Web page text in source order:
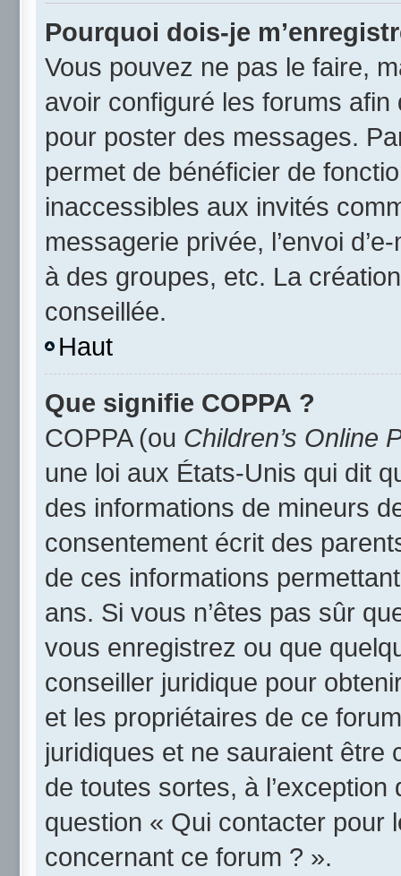
Pourquoi dois-je
Vous pouvez ne pas le faire,
avoir configuré les forums afin
pour poster des messages.
permet de bénéficier de
inaccessibles aux invités
messagerie privée, l’envoi
à des groupes, etc. La
conseillée.
Haut
Que signifie COPPA ?
COPPA (ou Children’s Online
une loi aux États-Unis qui dit
des informations de mineurs
consentement écrit des
de ces informations
ans. Si vous n’êtes pas sûr
vous enregistrez ou que
conseiller juridique pour
et les propriétaires de ce
juridiques et ne sauraient être
de toutes sortes, à
question « Qui contacter pour
concernant ce forum ? ».